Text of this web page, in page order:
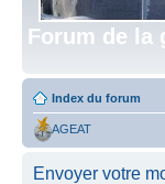
Forum de la
Index du forum
AGEAT
Envoyer votre